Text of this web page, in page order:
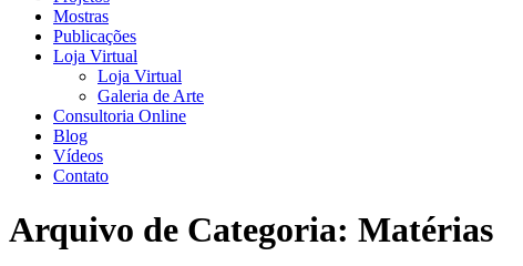
Mostras
Publicações
Loja Virtual
Loja Virtual
Galeria de Arte
Consultoria Online
Blog
Vídeos
Contato
Arquivo de Categoria: Matérias